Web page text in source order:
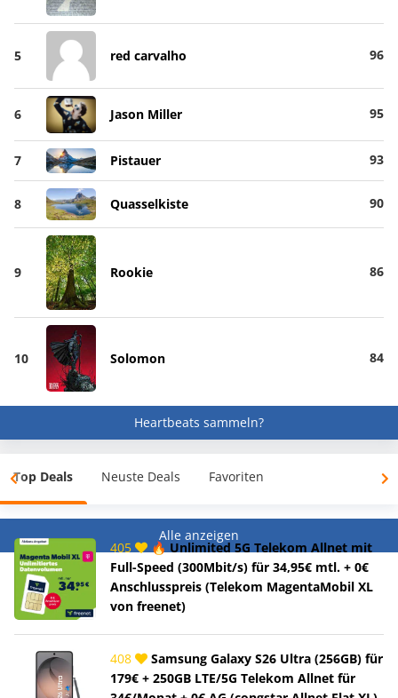
5 red carvalho 96
6 Jason Miller 95
7 Pistauer 93
8 Quasselkiste 90
9 Rookie 86
10 Solomon 84
Heartbeats sammeln?
Top Deals Neuste Deals Favoriten
Alle anzeigen
405
🔥 Unlimited 5G Telekom Allnet mit
Full-Speed (300Mbit/s) für 34,95€ mtl. + 0€
Anschlusspreis (Telekom MagentaMobil XL
von freenet)
408
Samsung Galaxy S26 Ultra (256GB) für
179€ + 250GB LTE/5G Telekom Allnet für